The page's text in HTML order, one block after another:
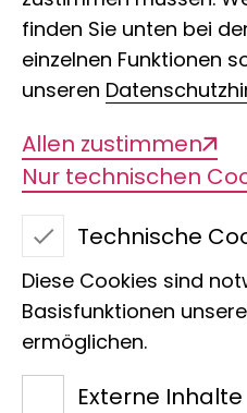
Südostasien
finden Sie unten bei
einzelnen Funktionen
unseren
Allen zustimmen
Nur technischen
Technische
Diese Cookies sind
Basisfunktionen
ermöglichen.
Externe Inhalte